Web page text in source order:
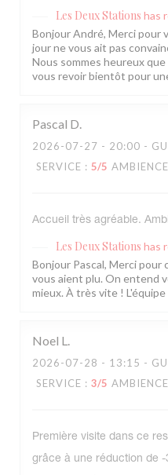
Les Deux Stations has
Bonjour André, Merci pour
jour ne vous ait pas
Nous sommes heureux
vous revoir bientôt pour
Pascal D
2026-07-27 - 20:00 -
SERVICE : 5/5 AMBIENCE
Accueil très agréable.
Les Deux Stations has
Bonjour Pascal, Merci
vous aient plu. On entend
mieux. À très vite !
Noel L
2026-07-28 - 13:15 -
SERVICE : 3/5 AMBIENCE
Première visite dans ce
grâce à une réduction de